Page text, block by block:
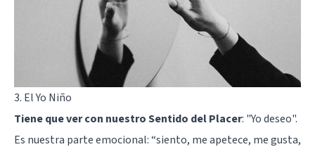
3. El Yo Niño
Tiene que ver con nuestro Sentido del Placer: "Yo deseo".
Es nuestra parte emocional: “siento, me apetece, me gusta,